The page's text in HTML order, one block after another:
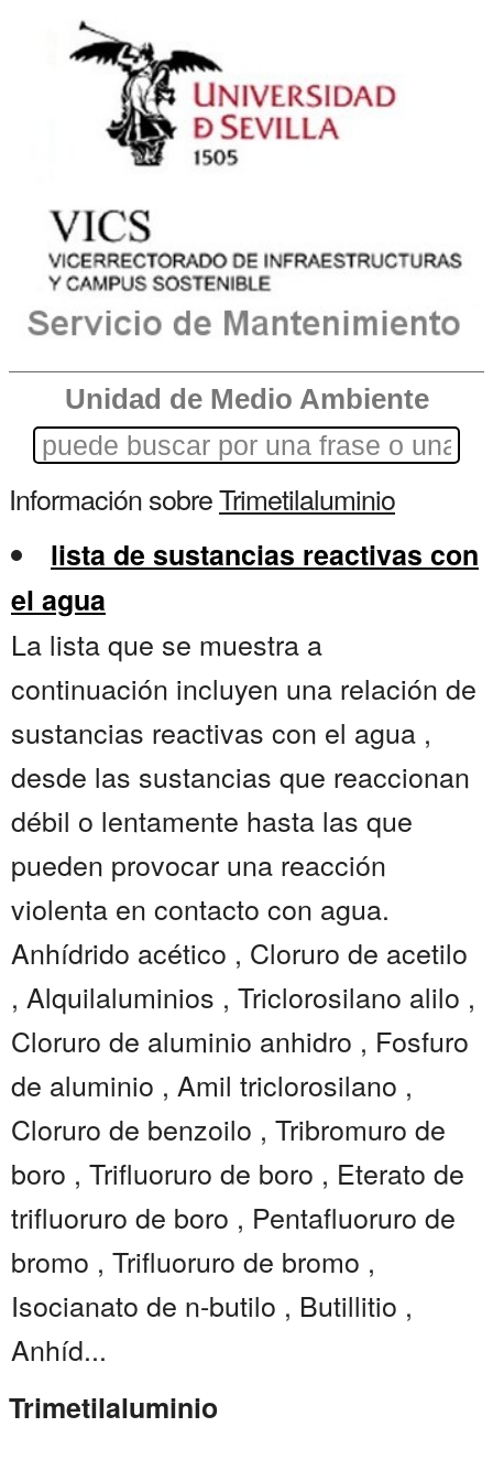
Unidad de Medio Ambiente
Información sobreTrimetilaluminio
lista de sustancias reactivas con
el agua
La lista que se muestra a
continuación incluyen una relación de
sustancias reactivas con el agua ,
desde las sustancias que reaccionan
débil o lentamente hasta las que
pueden provocar una reacción
violenta en contacto con agua.
Anhídrido acético , Cloruro de acetilo
, Alquilaluminios , Triclorosilano alilo ,
Cloruro de aluminio anhidro , Fosfuro
de aluminio , Amil triclorosilano ,
Cloruro de benzoilo , Tribromuro de
boro , Trifluoruro de boro , Eterato de
trifluoruro de boro , Pentafluoruro de
bromo , Trifluoruro de bromo ,
Isocianato de n-butilo , Butillitio ,
Anhíd...
Trimetilaluminio